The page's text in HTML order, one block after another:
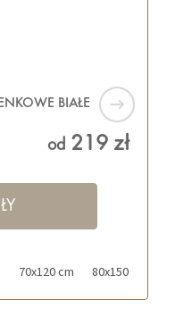
BIAŁE
od 219 zł
70x120 cm 80x150 cm